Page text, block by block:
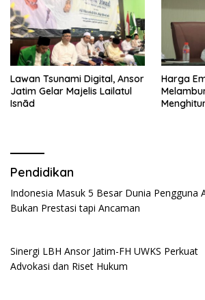
Lawan Tsunami Digital, Ansor
Jatim Gelar Majelis Lailatul
Isnād
Harga
Pendidikan
Indonesia Masuk 5 Besar Dunia Pengguna
Bukan Prestasi tapi Ancaman
Sinergi LBH Ansor Jatim-FH UWKS Perkuat
Advokasi dan Riset Hukum